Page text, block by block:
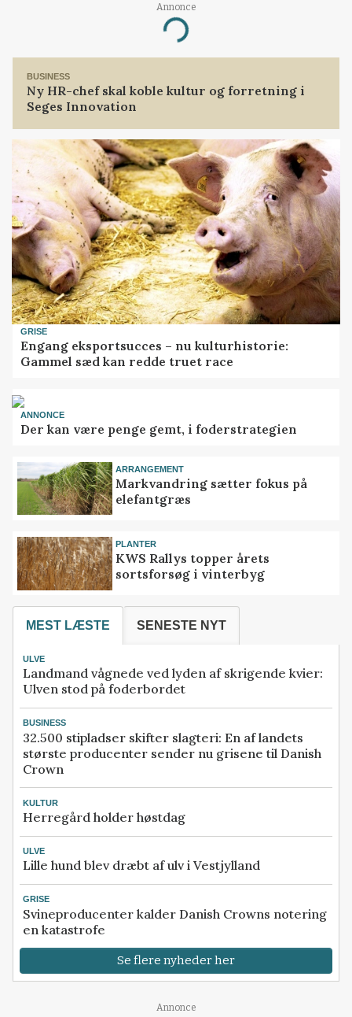
Annonce
Loading...
BUSINESS
Ny HR-chef skal koble kultur og forretning i
Seges Innovation
GRISE
Engang eksportsucces – nu kulturhistorie:
Gammel sæd kan redde truet race
ANNONCE
Der kan være penge gemt, i foderstrategien
ARRANGEMENT
Markvandring sætter fokus på
elefantgræs
PLANTER
KWS Rallys topper årets
sortsforsøg i vinterbyg
MEST LÆSTE SENESTE NYT
ULVE
Landmand vågnede ved lyden af skrigende kvier:
Ulven stod på foderbordet
BUSINESS
32.500 stipladser skifter slagteri: En af landets
største producenter sender nu grisene til Danish
Crown
KULTUR
Herregård holder høstdag
ULVE
Lille hund blev dræbt af ulv i Vestjylland
GRISE
Svineproducenter kalder Danish Crowns notering
en katastrofe
Se flere nyheder her
Annonce